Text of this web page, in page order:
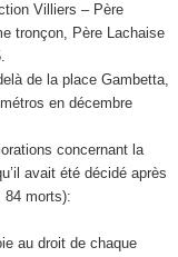
Villiers – Père
tronçon, Père Lachaise
de la place Gambetta,
en décembre
concernant la
avait été décidé après
84 morts):
au droit de chaque